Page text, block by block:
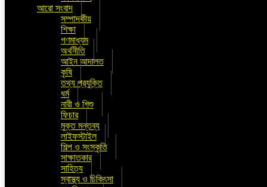
আরো সংবাদ
সম্পাদকীয়
শিক্ষা
গণমাধ্যম
অর্থনীতি
আইন আদালত
কৃষি
তথ্য প্রযুক্তি
ধর্ম
নারী ও শিশু
ফিচার
মুক্ত মন্তব্য
লাইফস্টাইল
শিল্প ও সংস্কৃতি
সাক্ষাতকার
সাহিত্য
স্বাস্থ্য ও চিকিৎসা